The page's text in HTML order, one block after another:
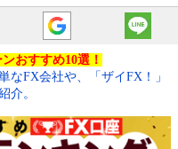
おすすめ10選！
なFX会社や、「ザイFX！」
介。